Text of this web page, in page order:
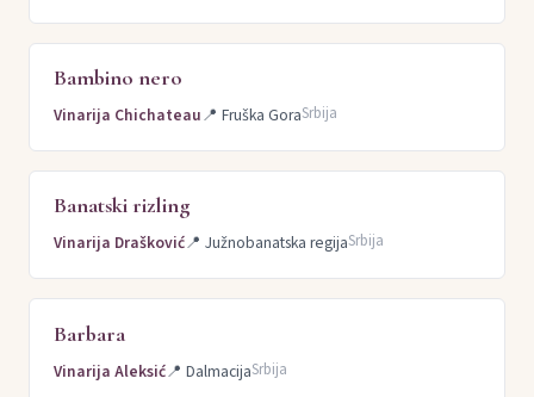
Bambino nero
Vinarija Chichateau📍 Fruška GoraSrbija
Banatski rizling
Vinarija Drašković📍 Južnobanatska regijaSrbija
Barbara
Vinarija Aleksić📍 DalmacijaSrbija